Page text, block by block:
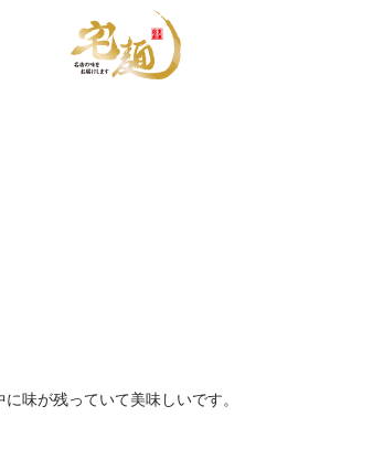
味が残っていて美味しいです。